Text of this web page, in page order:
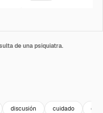
de una psiquiatra.
discusión cuidado